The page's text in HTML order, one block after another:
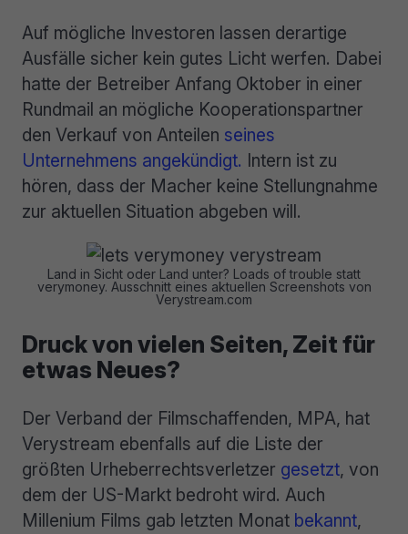
Auf mögliche Investoren lassen derartige
Ausfälle sicher kein gutes Licht werfen. Dabei
hatte der Betreiber Anfang Oktober in einer
Rundmail an mögliche Kooperationspartner
den Verkauf von Anteilen seines
Unternehmens angekündigt. Intern ist zu
hören, dass der Macher keine Stellungnahme
zur aktuellen Situation abgeben will.
Land in Sicht oder Land unter? Loads of trouble statt
verymoney. Ausschnitt eines aktuellen Screenshots von
Verystream.com
Druck von vielen Seiten, Zeit für
etwas Neues?
Der Verband der Filmschaffenden, MPA, hat
Verystream ebenfalls auf die Liste der
größten Urheberrechtsverletzer gesetzt, von
dem der US-Markt bedroht wird. Auch
Millenium Films gab letzten Monat bekannt,